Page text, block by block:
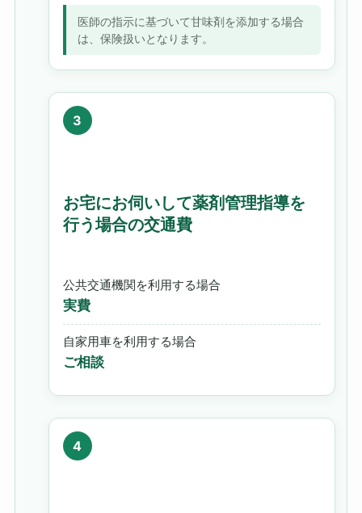
医師の指示に基づいて甘味剤を添加する場合
は、保険扱いとなります。
お宅にお伺いして薬剤管理指導を
行う場合の交通費
公共交通機関を利用する場合
実費
自家用車を利用する場合
ご相談